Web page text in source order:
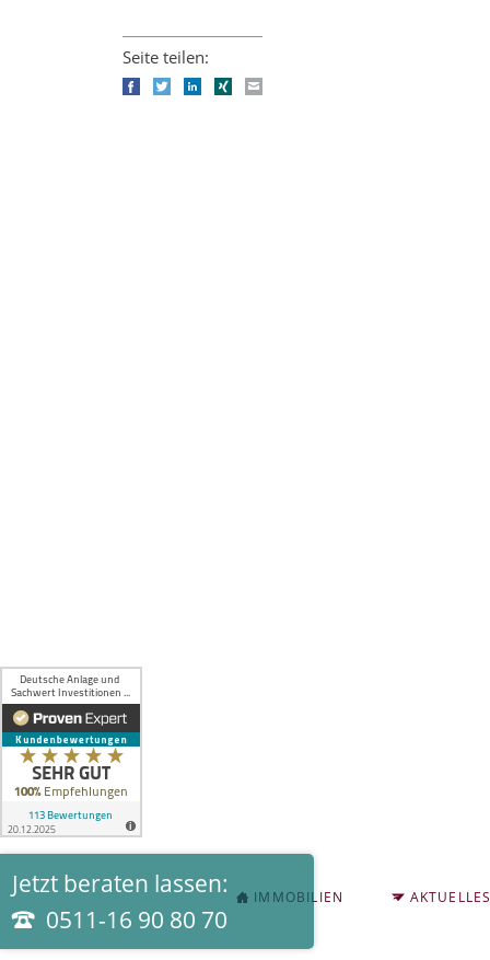
Jetzt beraten lassen:
0511-16 90 80 70
Seite teilen:
FacebookTwitterLinkedIn
Xing
NAVIGATION
ÜBERSPRINGEN
IMMOBILIEN AKTUELLES